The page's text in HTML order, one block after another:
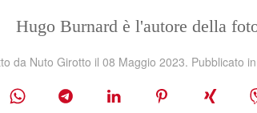
Hugo Burnard è l'autore della
da Nuto Girotto il08 Maggio 2023. Pubblicato in